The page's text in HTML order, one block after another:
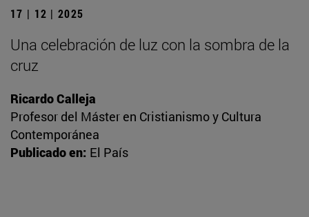
17 | 12 | 2025
Una celebración de luz con la sombra de la
cruz
Ricardo Calleja
Profesor del Máster en Cristianismo y Cultura
Contemporánea
Publicado en: El País